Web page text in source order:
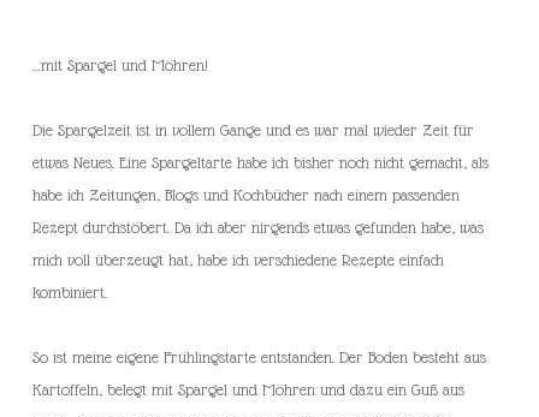
…mit Spargel und Möhren!
Die Spargelzeit ist in vollem Gange und es war mal wieder Zeit für
etwas Neues. Eine Spargeltarte habe ich bisher noch nicht gemacht, als
habe ich Zeitungen, Blogs und Kochbücher nach einem passenden
Rezept durchstöbert. Da ich aber nirgends etwas gefunden habe, was
mich voll überzeugt hat, habe ich verschiedene Rezepte einfach
kombiniert.
So ist meine eigene Frühlingstarte entstanden. Der Boden besteht aus
Kartoffeln, belegt mit Spargel und Möhren und dazu ein Guß aus